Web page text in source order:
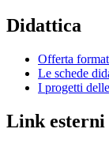
Didattica
Offerta
Le schede
I progetti
Link esterni